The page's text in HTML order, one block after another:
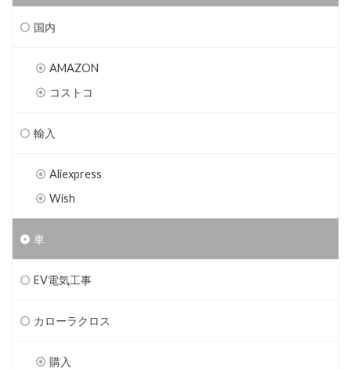
国内
AMAZON
コストコ
輸入
Aliexpress
Wish
車
EV電気工事
カローラクロス
購入